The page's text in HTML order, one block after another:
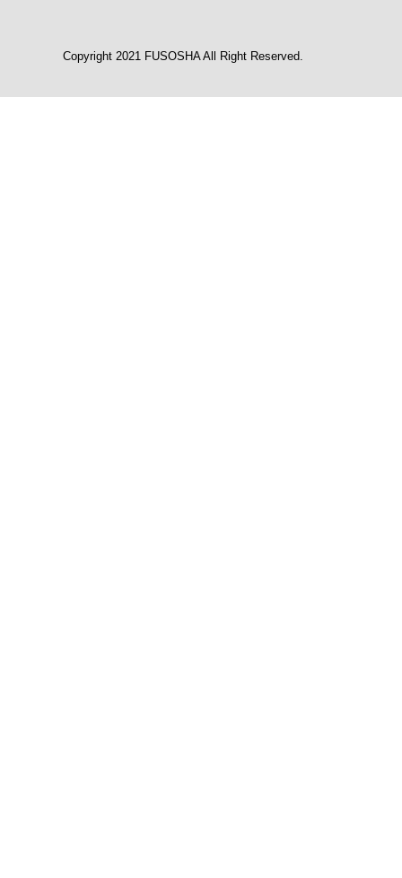
Copyright 2021 FUSOSHA All Right Reserved.